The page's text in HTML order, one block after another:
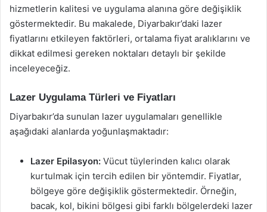
hizmetlerin kalitesi ve uygulama alanına göre değişiklik
göstermektedir. Bu makalede, Diyarbakır’daki lazer
fiyatlarını etkileyen faktörleri, ortalama fiyat aralıklarını ve
dikkat edilmesi gereken noktaları detaylı bir şekilde
inceleyeceğiz.
Lazer Uygulama Türleri ve Fiyatları
Diyarbakır’da sunulan lazer uygulamaları genellikle
aşağıdaki alanlarda yoğunlaşmaktadır:
Lazer Epilasyon: Vücut tüylerinden kalıcı olarak
kurtulmak için tercih edilen bir yöntemdir. Fiyatlar,
bölgeye göre değişiklik göstermektedir. Örneğin,
bacak, kol, bikini bölgesi gibi farklı bölgelerdeki lazer